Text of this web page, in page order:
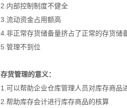
2.内部控制制度不健全
3.流动资金占用额高
4.非正常存货储备量挤占了正常的存货储
5.管理不到位
存货管理的意义：
1.可以帮助企业仓库管理人员对库存商品
2.帮助库存会计进行库存商品的核算